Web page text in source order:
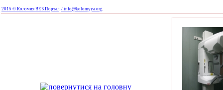
2015 © Коломия ВЕБ Портал / info@kolomyya.org